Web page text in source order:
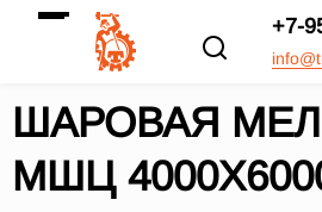
+7-
ШАРОВАЯ
МШЦ